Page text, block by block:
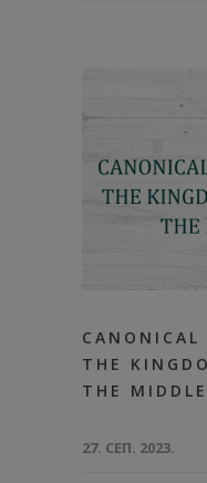
CANONICAL
THE
THE
27. СЕП. 2023.